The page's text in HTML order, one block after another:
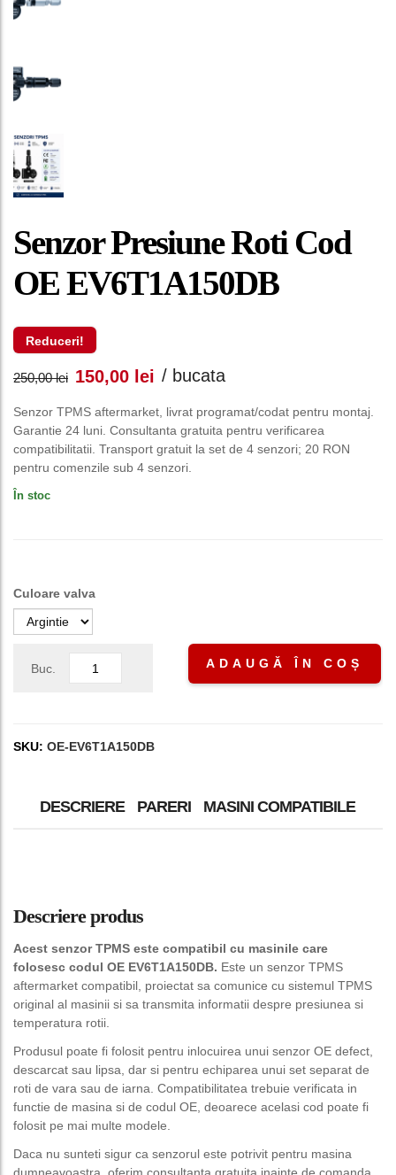
Senzor Presiune Roti Cod
OE EV6T1A150DB
Reduceri!
250,00lei Prețul
inițial
a
150,00 lei Prețul
curent
este:
/ bucata
Senzor TPMS aftermarket, livrat programat/codat pentru montaj.
Garantie 24 luni. Consultanta gratuita pentru verificarea
compatibilitatii. Transport gratuit la set de 4 senzori; 20 RON
pentru comenzile sub 4 senzori.
În stoc
Culoare valva
Buc. ADAUGĂ ÎN COȘ
SKU: OE-EV6T1A150DB
DESCRIERE PARERI MASINI COMPATIBILE
Descriere produs
Acest senzor TPMS este compatibil cu masinile care
folosesc codul OE EV6T1A150DB. Este un senzor TPMS
aftermarket compatibil, proiectat sa comunice cu sistemul TPMS
original al masinii si sa transmita informatii despre presiunea si
temperatura rotii.
Produsul poate fi folosit pentru inlocuirea unui senzor OE defect,
descarcat sau lipsa, dar si pentru echiparea unui set separat de
roti de vara sau de iarna. Compatibilitatea trebuie verificata in
functie de masina si de codul OE, deoarece acelasi cod poate fi
folosit pe mai multe modele.
Daca nu sunteti sigur ca senzorul este potrivit pentru masina